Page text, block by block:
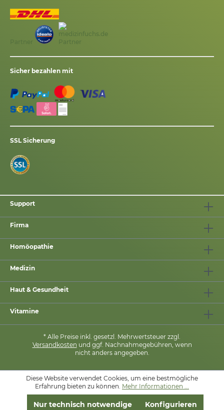
Sicher bezahlen mit
SSL Sicherung
Support
Firma
Homöopathie
Medizin
Haut & Gesundheit
Vitamine
* Alle Preise inkl. gesetzl. Mehrwertsteuer zzgl.
Versandkosten und ggf. Nachnahmegebühren, wenn
nicht anders angegeben.
MIT ❤VON PHARMASANA
Diese Website verwendet Cookies, um eine bestmögliche
Erfahrung bieten zu können. Mehr Informationen ...
Nur technisch notwendige Konfigurieren